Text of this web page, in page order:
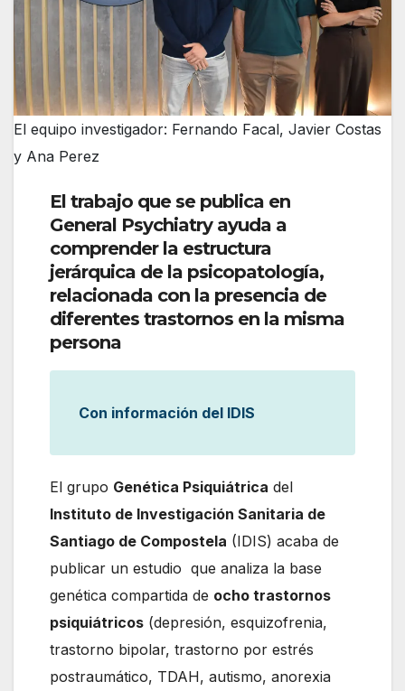
El equipo investigador: Fernando Facal, Javier Costas
y Ana Perez
El trabajo que se publica en
General Psychiatry ayuda a
comprender la estructura
jerárquica de la psicopatología,
relacionada con la presencia de
diferentes trastornos en la misma
persona
Con información del IDIS
El grupo Genética Psiquiátrica del
Instituto de Investigación Sanitaria de
Santiago de Compostela (IDIS) acaba de
publicar un estudio que analiza la base
genética compartida de ocho trastornos
psiquiátricos (depresión, esquizofrenia,
trastorno bipolar, trastorno por estrés
postraumático, TDAH, autismo, anorexia